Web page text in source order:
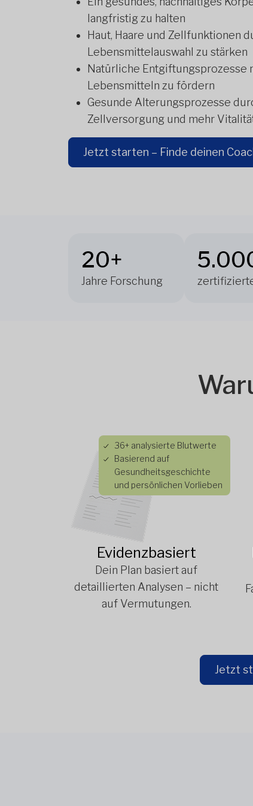
langfristig zu halten
Haut, Haare und Zellfunktionen
Lebensmittelauswahl zu stärken
Natürliche Entgiftungsprozesse
Lebensmitteln zu fördern
Gesunde Alterungsprozesse
Zellversorgung und mehr
Jetzt starten – Finde deinen
20+
Jahre Forschung
36+ analysierte Blutwerte
Basierend auf
Gesundheitsgeschichte
und persönlichen Vorlieben
Evidenzbasiert
Dein Plan basiert auf
detaillierten Analysen – nicht
auf Vermutungen.
Jetzt